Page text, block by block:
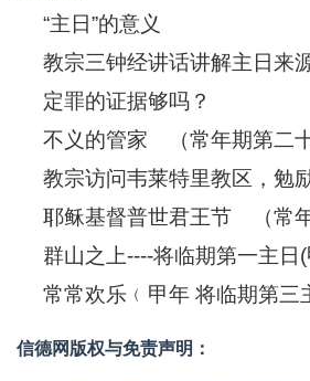
“主日”的意义
定罪的证据够吗？
不义的管家 （常年期第二十
耶稣基督普世君王节 （常年
群山之上----将临期第一主日
常常欢乐﹙甲年 将临期第三
信德网版权与免责声明：